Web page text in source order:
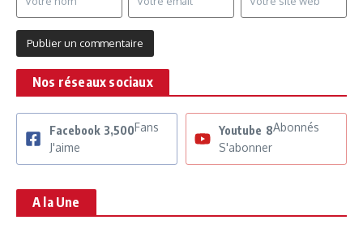
Nos réseaux sociaux
Facebook 3,500Fans
J'aime
Youtube 8Abonnés
S'abonner
A la Une